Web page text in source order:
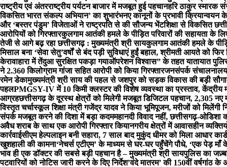
राष्ट्रीय एवं अंतरराष्ट्रीय पर्यटन बाजार में मजबूत हुई पहचानहरि ठाकुर स्मारक
विकसित भारत संकल्प अभियान’ का शुभारंभनए कानूनों के प्रभावी क्रियान्वयन
और ‘बस्तर पंडुम’ विजेताओं ने राष्ट्रपति से की सौजन्य भेंटशिक्षा से विकसित
आरोपियों को गिरफ्तारकुलगाम आतंकी हमले के पीड़ित परिवारों की सहायता के
तेजी से आगे बढ़ रहा छत्तीसगढ़ : मुख्यमंत्री श्री सायकुलगाम आतंकी हमले के
मिसाल बना ‘सेवा सेतु’वर्षों से बंद पड़ी सुविधाएं हुईं बहाल, श्रीमती आयते को
केरावाहारा में तेंदुआ सुरक्षित पकड़ा गयाऑपरेशन विश्वास” के तहत यातायात
ने 2.360 किलोग्राम गांजा सहित आरोपी को किया गिरफ्तारजनसंपर्क संचालनालय
रमेन डेकामुख्यमंत्री श्री साय की पहल से जशपुर को सड़क विकास की बड़ी
पहलPMGSY-IV में 10 किमी क्लस्टर की विशेष व्यवस्था का प्रस्ताव, केंद्रीय
आग्रहछत्तीसगढ़ के दूरस्थ क्षेत्रों को मिलेगी मजबूत डिजिटल पहचान, 2,305 नए
विस्तृत चर्चास्कूल शिक्षा मंत्री गजेंद्र यादव ने किया भूमिपूजन, मरीजों को मिलेंगी
संपर्क मजबूत करने की दिशा में बड़ा कदममहानदी विवाद नहीं, छत्तीसगढ़-
अवैध शराब के साथ एक आरोपी गिरफ्तार कियानगरीय क्षेत्रों में आवासहीन
कार्रवाईसीएम हेल्पलाइन बनी सहारा, 7 साल बाद मुकुंद धीमर को मिला आधार कार्ड
खुशहाली की कामना‘नेचर्स एटीएम’ के माध्यम से घर-घर पहुँचेंगे पौधे, ‘एक पेड़ माँ
भाव ही एक डॉक्टर की सबसे बड़ी पहचान है – मुख्यमंत्री श्री सायपुलिस का
पटवारियों को नोटिस जारी करने के दिए निर्देश’वंदे मातरम’ की 150वीं वर्षगांठ